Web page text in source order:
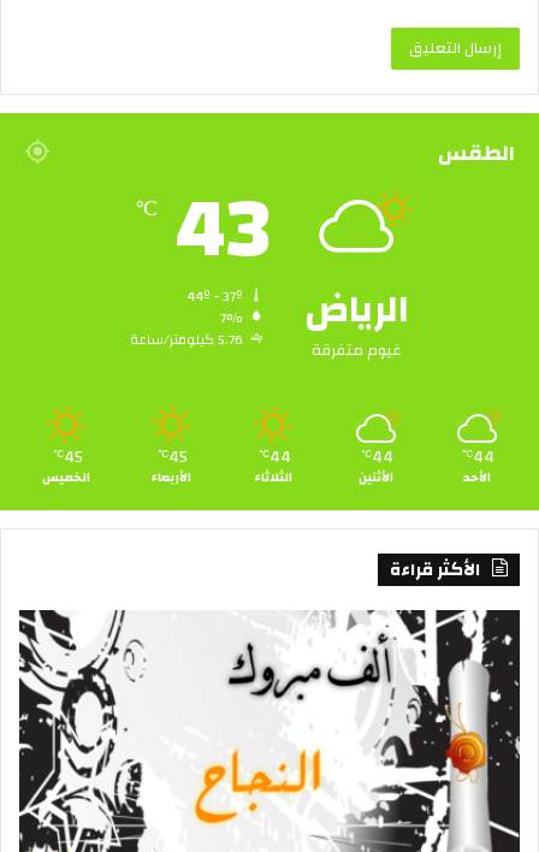
الطقس
الرياض
غيوم متفرقة
43
℃
7%
5.76 كيلومتر/ساعة
44
℃
الأحد
44
℃
الأثنين
44
℃
الثلاثاء
45
℃
الأربعاء
45
℃
الخميس
الأكثر قراءة